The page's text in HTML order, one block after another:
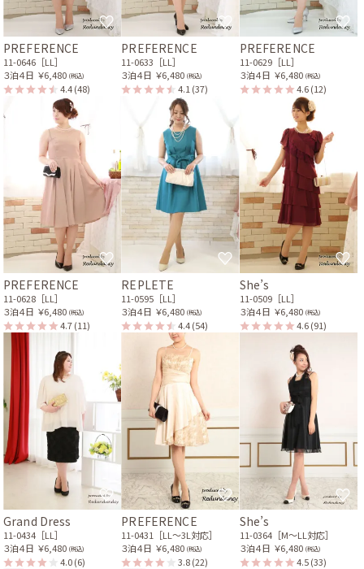
PREFERENCE
11-0646［LL］
３泊４日 ￥6,480 (税込)
4.4(48)
PREFERENCE
11-0633［LL］
３泊４日 ￥6,480 (税込)
4.1 (37)
PREFERENCE
11-0629［LL］
３泊４日 ￥6,480 (税込)
4.6(12)
PREFERENCE
11-0628［LL］
３泊４日 ￥6,480 (税込)
4.7(11)
REPLETE
11-0595［LL］
３泊４日 ￥6,480 (税込)
4.4(54)
She’s
11-0509［LL］
３泊４日 ￥6,480 (税込)
4.6(91)
Grand Dress
11-0434［LL］
３泊４日 ￥6,480 (税込)
4.0(6)
PREFERENCE
11-0431［LL〜3L対応］
３泊４日 ￥6,480 (税込)
3.8(22)
She’s
11-0364［M〜LL対応］
３泊４日 ￥6,480 (税込)
4.5(33)